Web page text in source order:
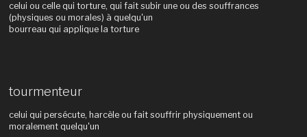
celui ou celle qui torture, qui fait subir une ou des souffrances
(physiques ou morales) à quelqu'un
bourreau qui applique la torture
tourmenteur
celui qui persécute, harcèle ou fait souffrir physiquement ou
moralement quelqu'un